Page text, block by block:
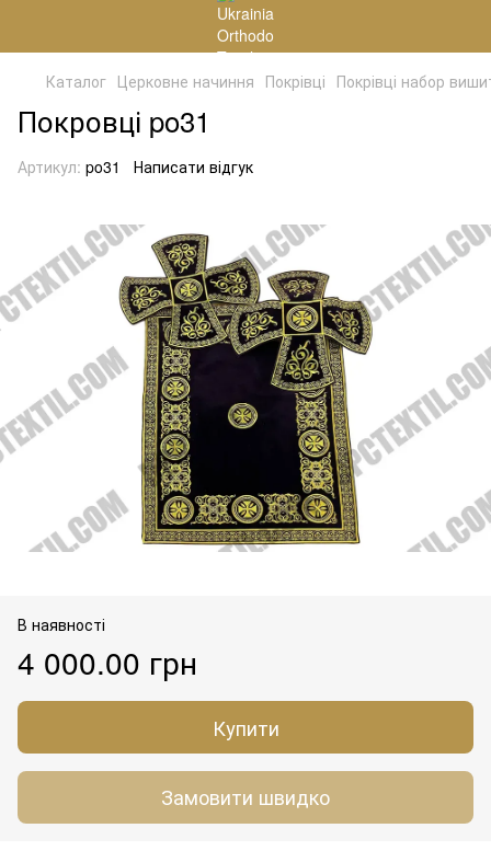
Каталог Церковне начиння Покрівці Покрівці набор
Покровці po31
Артикул: po31 Написати відгук
В наявності
4 000.00 грн
Купити
Замовити швидко